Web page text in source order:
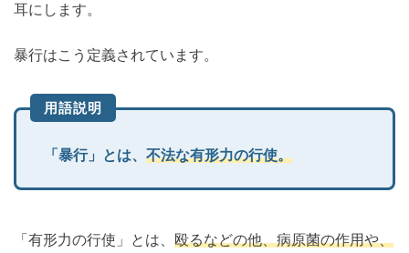
耳にします。
暴行はこう定義されています。
用語説明
「暴行」とは、 不法な有形力の行使。
「有形力の行使」とは、 殴るなどの他、病原菌の作用や、